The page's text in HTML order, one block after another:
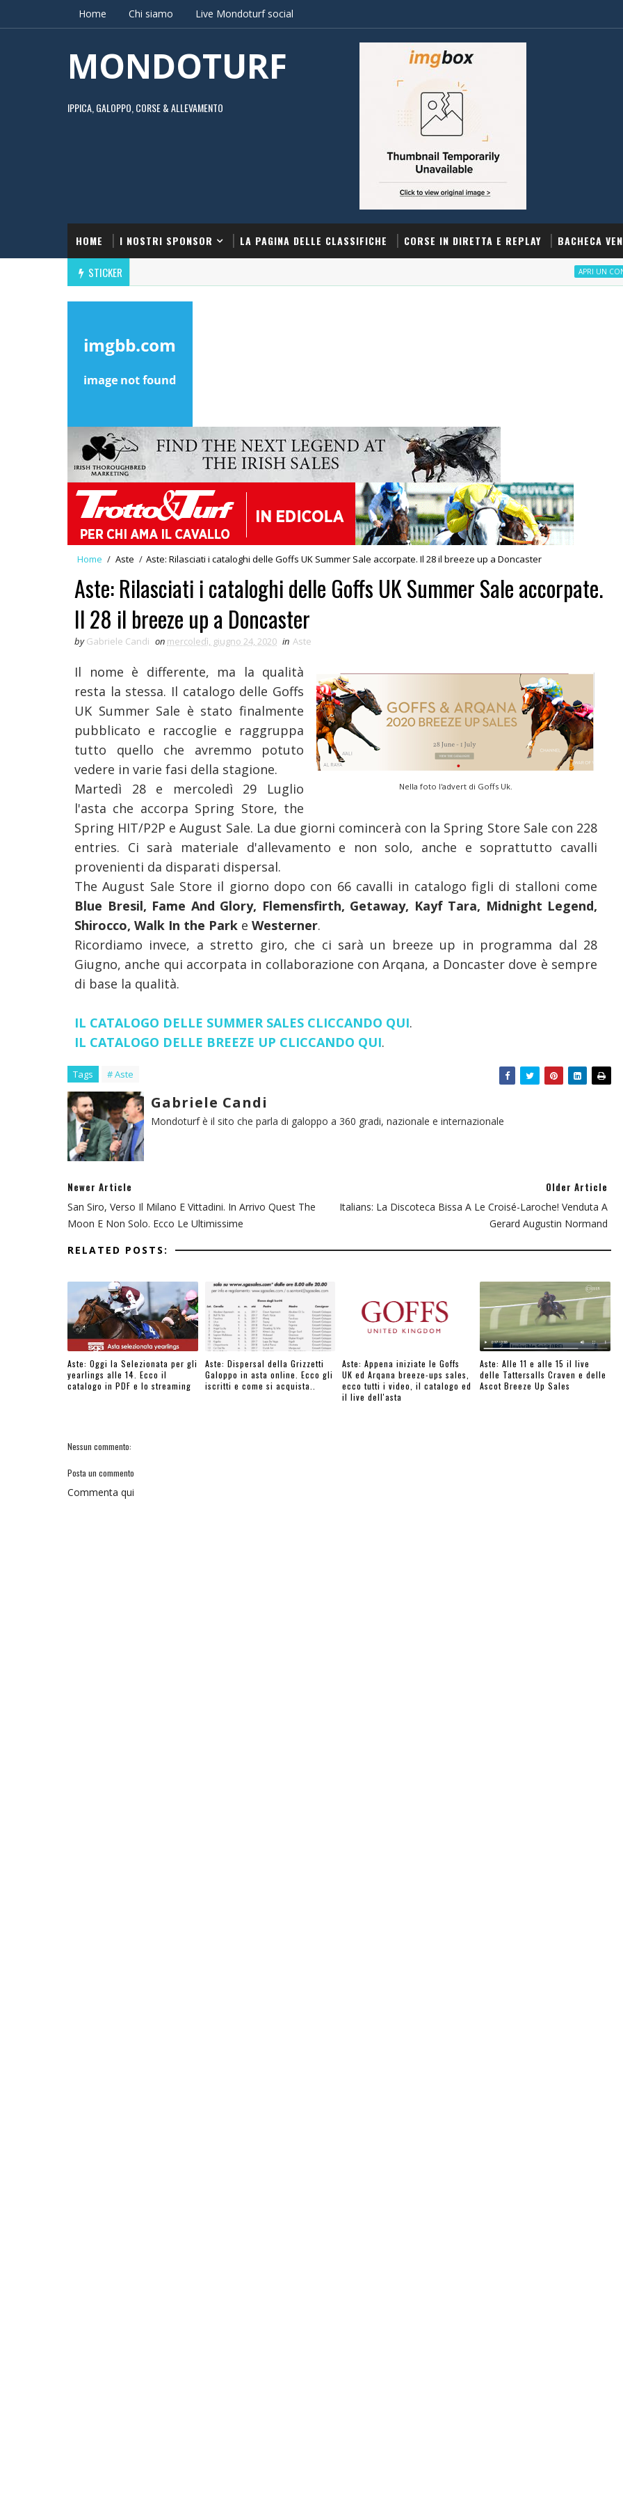
Home Chi siamo Live Mondoturf social
MONDOTURF
IPPICA, GALOPPO, CORSE & ALLEVAMENTO
HOME I NOSTRI SPONSOR LA PAGINA DELLE CLASSIFICHE CORSE IN DIRETTA E REPLAY BACHECA
STICKER APRI UN CONTO SNAI
Home / Aste / Aste: Rilasciati i cataloghi delle Goffs UK Summer Sale accorpate. Il 28 il breeze up a Doncaster
Aste: Rilasciati i cataloghi delle Goffs UK Summer Sale accorpate.
Il 28 il breeze up a Doncaster
by Gabriele Candi on mercoledì, giugno 24, 2020 in Aste
Nella foto l'advert di Goffs Uk.
Il nome è differente, ma la qualità
resta la stessa. Il catalogo delle Goffs
UK Summer Sale è stato finalmente
pubblicato e raccoglie e raggruppa
tutto quello che avremmo potuto
vedere in varie fasi della stagione.
Martedì 28 e mercoledì 29 Luglio
l'asta che accorpa Spring Store, the
Spring HIT/P2P e August Sale. La due giorni comincerà con la Spring Store Sale con 228
entries. Ci sarà materiale d'allevamento e non solo, anche e soprattutto cavalli
provenienti da disparati dispersal.
The August Sale Store il giorno dopo con 66 cavalli in catalogo figli di stalloni come
Blue Bresil, Fame And Glory, Flemensfirth, Getaway, Kayf Tara, Midnight Legend,
Shirocco, Walk In the Park e Westerner.
Ricordiamo invece, a stretto giro, che ci sarà un breeze up in programma dal 28
Giugno, anche qui accorpata in collaborazione con Arqana, a Doncaster dove è sempre
di base la qualità.
IL CATALOGO DELLE SUMMER SALES CLICCANDO QUI.
IL CATALOGO DELLE BREEZE UP CLICCANDO QUI.
Tags # Aste
Gabriele Candi
Mondoturf è il sito che parla di galoppo a 360 gradi, nazionale e internazionale
Newer Article
San Siro, Verso Il Milano E Vittadini. In Arrivo Quest The
Moon E Non Solo. Ecco Le Ultimissime
Older Article
Italians: La Discoteca Bissa A Le Croisé-Laroche! Venduta A
Gerard Augustin Normand
RELATED POSTS:
Aste: Oggi la Selezionata per gli
yearlings alle 14. Ecco il
catalogo in PDF e lo streaming
Aste: Dispersal della Grizzetti
Galoppo in asta online. Ecco gli
iscritti e come si acquista..
Aste: Appena iniziate le Goffs
UK ed Arqana breeze-ups sales,
ecco tutti i video, il catalogo ed
il live dell'asta
Aste: Alle 11 e alle 15 il live
delle Tattersalls Craven e delle
Ascot Breeze Up Sales
Nessun commento:
Posta un commento
Commenta qui